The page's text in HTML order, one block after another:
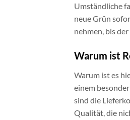
Umständliche
neue Grün
nehmen, bis
Warum ist
Warum ist es
einem
sind die
Qualität, die